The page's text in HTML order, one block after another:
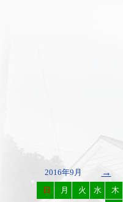
2016年9月 →
日 月 火 水 木